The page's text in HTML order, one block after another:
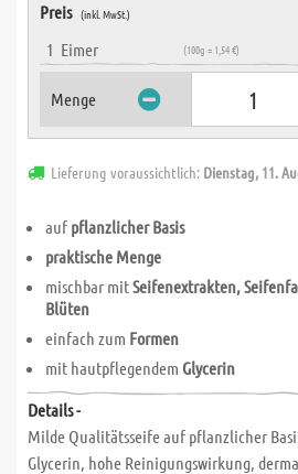
Preis (inkl. MwSt.)
1 Eimer (100g = 1,54 €)
Menge
Lieferung voraussichtlich: Dienstag, 11.
auf pflanzlicher Basis
praktische Menge
mischbar mitSeifenextrakten,
Blüten
einfach zum Formen
mit hautpflegendem Glycerin
Details -
Milde Qualitätsseife auf pflanzlicher
Glycerin, hohe Reinigungswirkung,